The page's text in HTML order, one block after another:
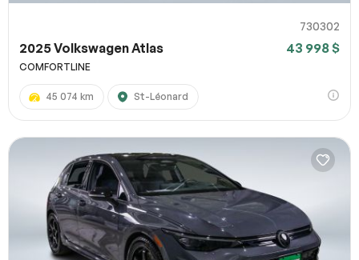
730302
2025 Volkswagen Atlas 43 998 $
COMFORTLINE
45 074 km St-Léonard